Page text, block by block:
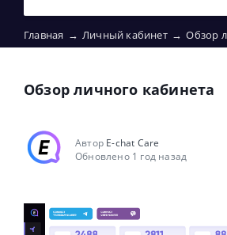
Главная → Личный кабинет → Обзор
Обзор личного кабинета
Автор E-chat Care
Обновлено 1 год назад